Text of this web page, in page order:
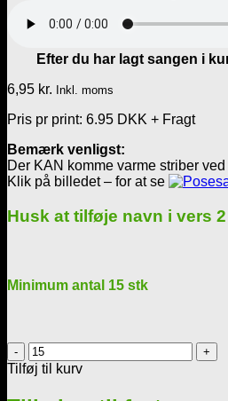
Efter du har lagt sangen i
6,95 kr. Inkl. moms
Pris pr print: 6.95 DKK + Fragt
Bemærk venligst:
Der KAN komme varme striber ved
Klik på billedet – for at se
Husk at tilføje navn i vers 2
Minimum antal 15 stk
Posesang
til
fødselaren
antal
Tilføj til kurv